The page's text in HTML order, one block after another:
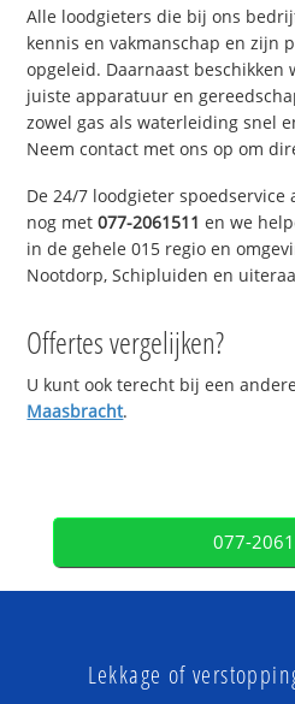
Alle loodgieters die bij ons
kennis en vakmanschap en zijn
opgeleid. Daarnaast beschikken
juiste apparatuur en
zowel gas als waterleiding snel
Neem contact met ons op om
De 24/7 loodgieter
nog met077-2061511 en we
in de gehele 015 regio en
Nootdorp, Schipluiden en
Offertes vergelijken?
U kunt ook terecht bij een
Maasbracht.
077-
Lekkage of